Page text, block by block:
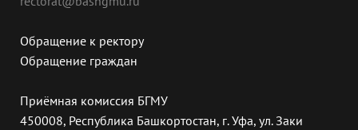
Обращение к ректору
Обращение граждан
Приёмная комиссия БГМУ
450008, Республика Башкортостан, г. Уфа, ул. Заки